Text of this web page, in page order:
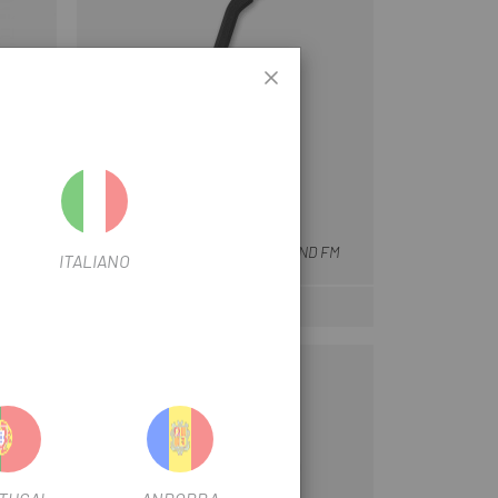
CUBE
CAVALLET CUBE ACID KICKSTAND FM
ITALIANO